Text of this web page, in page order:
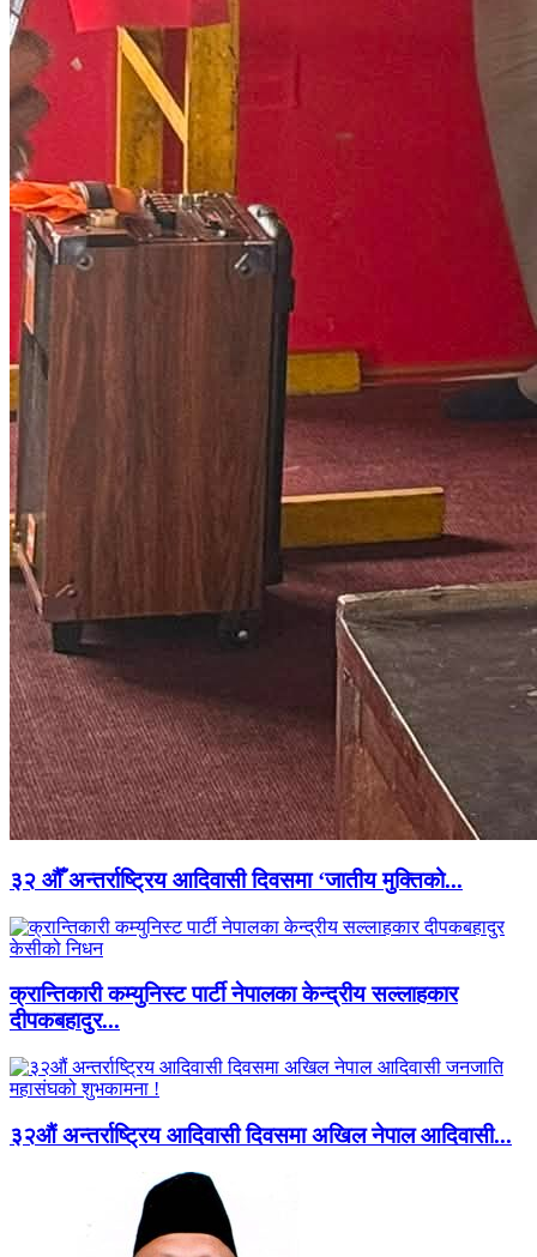
३२ औँ अन्तर्राष्ट्रिय आदिवासी दिवसमा ‘जातीय मुक्तिको...
क्रान्तिकारी कम्युनिस्ट पार्टी नेपालका केन्द्रीय सल्लाहकार
दीपकबहादुर...
३२औं अन्तर्राष्ट्रिय आदिवासी दिवसमा अखिल नेपाल आदिवासी...